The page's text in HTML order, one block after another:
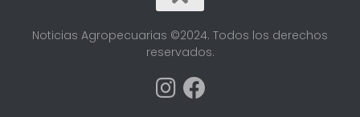
Noticias Agropecuarias ©2024. Todos los derechos
reservados.